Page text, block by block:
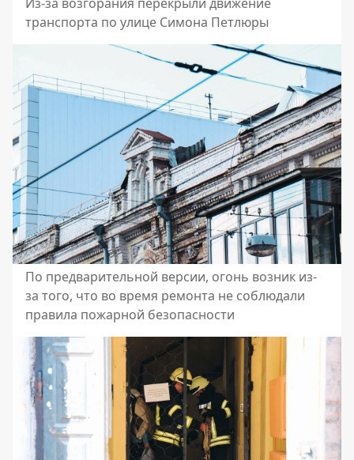
транспорта по улице Симона Петлюры
По предварительной версии, огонь возник из-
за того, что во время ремонта не соблюдали
правила пожарной безопасности